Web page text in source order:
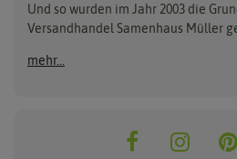
Folien, Vliese und Netze
Gartengeräte
Nützlinge & Nisthilfen
Dürr-Samen
Und so wurden im Jahr 2003 die
Versandhandel Samenhaus Müller
mehr...